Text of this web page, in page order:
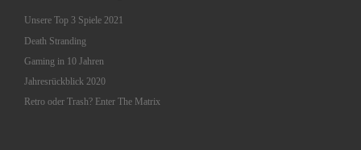
Unsere Top 3 Spiele 2021
Death Stranding
Gaming in 10 Jahren
Jahresrückblick 2020
Retro oder Trash? Enter The Matrix